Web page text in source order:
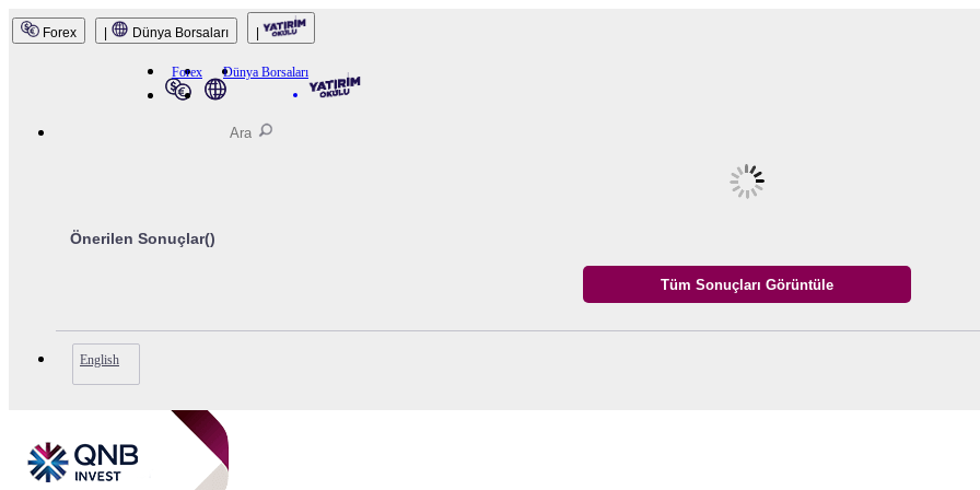
QNB Invest
Forex Dünya Borsaları
Forex Dünya Borsaları
Önerilen Sonuçlar()
English